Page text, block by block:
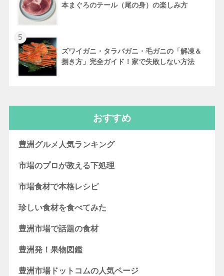
本まぐろのテール（尾の身）の楽しみ方
5
ズワイガニ・タラバガニ・毛ガニの「解凍＆
捌き方」完全ガイド！家で失敗しない方法
おすすめ
豊洲グルメ人気ランキング
市場のプロが教える下処理
市場食材で本格レシピ
珍しい食材を食べてみた
豊洲市場で話題の食材
豊洲発！果物図鑑
豊洲市場ドットコムの人気ページ